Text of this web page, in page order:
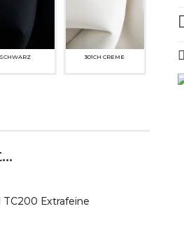
SCHWARZ 301CH CREME
Extrafeine